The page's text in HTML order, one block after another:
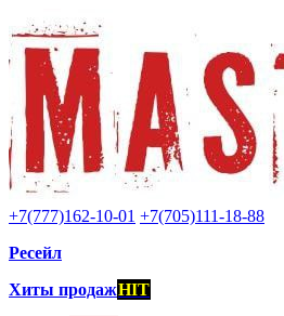
+7(777)162-10-01 +7(705)111-18-88
Ресейл
Хиты продажHIT